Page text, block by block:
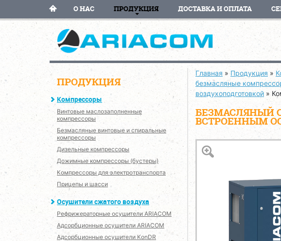
О НАС ПРОДУКЦИЯ ДОСТАВКА И ОПЛАТА
ПРОДУКЦИЯ
Компрессоры
Винтовые маслозаполненные
компрессоры
Безмасляные винтовые и спиральные
компрессоры
Дизельные компрессоры
Дожимные компрессоры (бустеры)
Компрессоры для электротранспорта
Прицепы и шасси
Осушители сжатого воздуха
Рефрижераторные осушители ARIACOM
Адсорбционные осушители ARIACOM
Адсорбционные осушители KonDR
Главная » Продукция »
безмасляные
воздухоподготовкой »
БЕЗМАСЛЯНЫЙ
ВСТРОЕННЫМ